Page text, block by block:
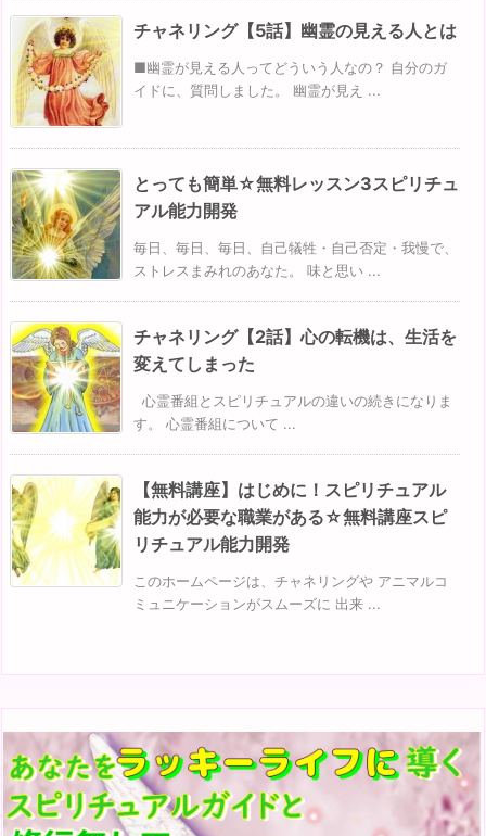
チャネリング【5話】幽霊の見える人とは
■幽霊が見える人ってどういう人なの？ 自分のガ
イドに、質問しました。 幽霊が見え ...
とっても簡単☆無料レッスン3スピリチュ
アル能力開発
毎日、毎日、毎日、自己犠牲・自己否定・我慢で、
ストレスまみれのあなた。 味と思い ...
チャネリング【2話】心の転機は、生活を
変えてしまった
心霊番組とスピリチュアルの違いの続きになりま
す。 心霊番組について ...
【無料講座】はじめに！スピリチュアル
能力が必要な職業がある☆無料講座スピ
リチュアル能力開発
このホームページは、チャネリングや アニマルコ
ミュニケーションがスムーズに 出来 ...